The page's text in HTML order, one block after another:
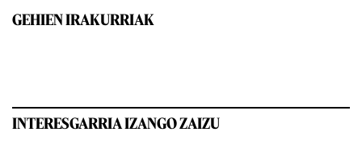
GEHIEN IRAKURRIAK
INTERESGARRIA IZANGO ZAIZU